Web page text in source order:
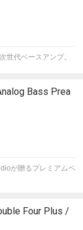
世代ベースアンプ。
Bass Prea
が贈るプレミアムベ
Four Plus /